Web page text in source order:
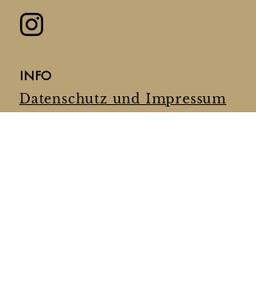
INFO
Datenschutz und Impressum